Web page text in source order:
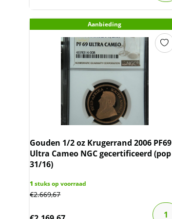
Aanbieding
Gouden 1/2 oz Krugerrand 2006 PF69
Ultra Cameo NGC gecertificeerd (pop
31/16)
1 stuks op voorraad
€2.669,67